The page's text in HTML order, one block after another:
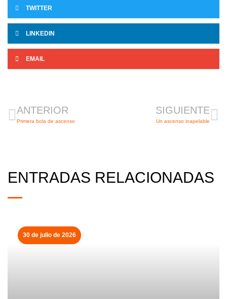
TWITTER
LINKEDIN
EMAIL
ANTERIOR
Primera bola de ascenso
SIGUIENTE
Un ascenso inapelable
ENTRADAS RELACIONADAS
30 de julio de 2026